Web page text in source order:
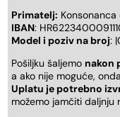
Primatelj: Konsonanca
IBAN:
Model i poziv na broj:
Pošiljku šaljemo nakon
a ako nije moguće,
Uplatu je potrebno
možemo jamčiti daljnju